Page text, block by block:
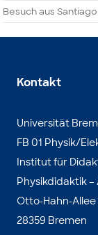
Besuch aus
Kontakt
Universität
FB 01 Physik/
Institut für
Physikdidaktik
Otto-Hahn-Allee
28359 Bremen